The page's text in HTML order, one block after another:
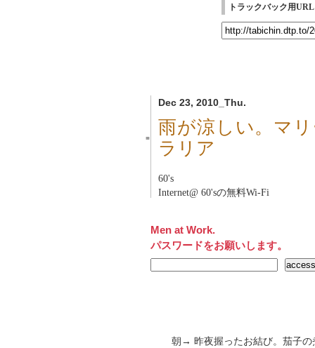
トラックバック用URL
Dec 23, 2010_Thu.
■
雨が涼しい。マ
ラリア
60's
Internet@ 60'sの無料Wi-Fi
Men at Work.
パスワードをお願いします。
朝→ 昨夜握ったお結び。茄子の